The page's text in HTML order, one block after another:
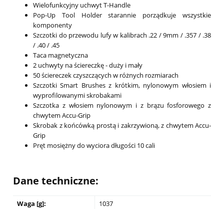
Wielofunkcyjny uchwyt T-Handle
Pop-Up Tool Holder starannie porządkuje wszystkie
komponenty
Szczotki do przewodu lufy w kalibrach .22 / 9mm / .357 / .38
/ .40 / .45
Taca magnetyczna
2 uchwyty na ściereczkę - duży i mały
50 ściereczek czyszczących w różnych rozmiarach
Szczotki Smart Brushes z krótkim, nylonowym włosiem i
wyprofilowanymi skrobakami
Szczotka z włosiem nylonowym i z brązu fosforowego z
chwytem Accu-Grip
Skrobak z końcówką prostą i zakrzywioną, z chwytem Accu-
Grip
Pręt mosiężny do wyciora długości 10 cali
Dane techniczne:
Waga [g]:
1037